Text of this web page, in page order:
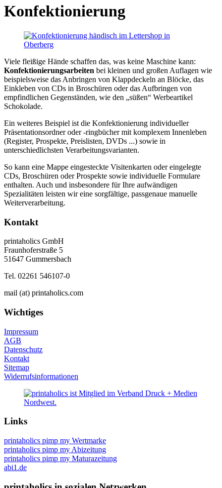
Konfektionierung
Viele fleißige Hände schaffen das, was keine Maschine kann:
Konfektionierungsarbeiten bei kleinen und großen Auflagen wie
beispielsweise das Anbringen von Klappdeckeln an Blöcke, das
Einkleben von CDs in Broschüren oder das Aufbringen von
empfindlichen Gegenständen, wie den „süßen“ Werbeartikel
Schokolade.
Ein weiteres Beispiel ist die Konfektionierung individueller
Präsentationsordner oder -ringbücher mit komplexem Innenleben
(Register, Prospekte, Preislisten, DVDs ...) sowie in
unterschiedlichsten Verarbeitungsvarianten.
So kann eine Mappe eingesteckte Visitenkarten oder eingelegte
CDs, Broschüren oder Prospekte sowie individuelle Formulare
enthalten. Auch und insbesondere für Ihre aufwändigen
Spezialitäten leisten wir eine sorgfältige, passgenaue manuelle
Weiterverarbeitung.
Kontakt
printaholics GmbH
Fraunhoferstraße 5
51647 Gummersbach
Tel. 02261 546107-0
mail (at) printaholics.com
Wichtiges
Impressum
AGB
Datenschutz
Kontakt
Sitemap
Widerrufsinformationen
Links
printaholics pimp my Wertmarke
printaholics pimp my Abizeitung
printaholics pimp my Maturazeitung
abi1.de